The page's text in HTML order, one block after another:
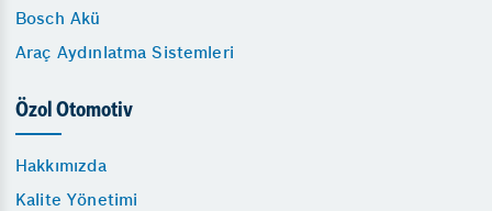
Bosch Akü
Araç Aydınlatma Sistemleri
Özol Otomotiv
Hakkımızda
Kalite Yönetimi